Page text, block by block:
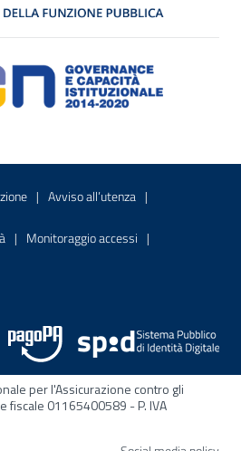
Sito interno - Apre in una nuova
Avviso all’utenza Sito interno -
Sito interno - Apre in una nuova finestra
Monitoraggio accessi Sito interno -
nella stessa finestra
per l'Assicurazione contro gli
fiscale 01165400589 - P. IVA